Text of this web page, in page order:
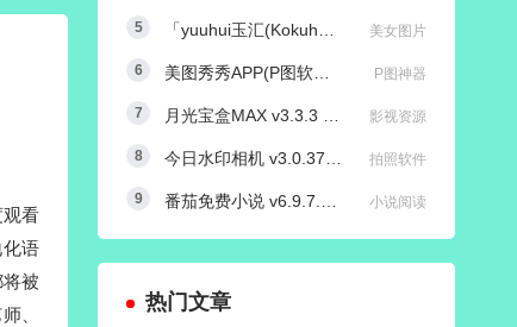
观看
语
被
、
美女图片
P图神器
影视资源
拍照软件
小说阅读
热门文章